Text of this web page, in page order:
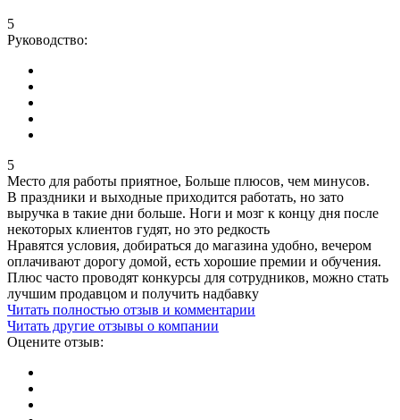
5
Руководство:
5
Место для работы приятное, Больше плюсов, чем минусов.
В праздники и выходные приходится работать, но зато
выручка в такие дни больше. Ноги и мозг к концу дня после
некоторых клиентов гудят, но это редкость
Нравятся условия, добираться до магазина удобно, вечером
оплачивают дорогу домой, есть хорошие премии и обучения.
Плюс часто проводят конкурсы для сотрудников, можно стать
лучшим продавцом и получить надбавку
Читать полностью отзыв и комментарии
Читать другие отзывы о компании
Оцените отзыв: